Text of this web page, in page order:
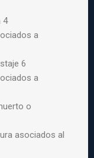
4
a
6
a
o
asociados al